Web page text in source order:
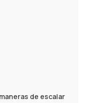
de escalar